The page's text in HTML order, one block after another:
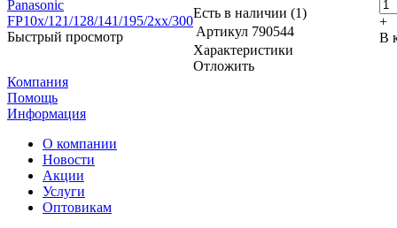
Быстрый просмотр
Есть в наличии (1)
Артикул 790544
Характеристики
Отложить
+
В
Компания
Помощь
Информация
О компании
Новости
Акции
Услуги
Оптовикам